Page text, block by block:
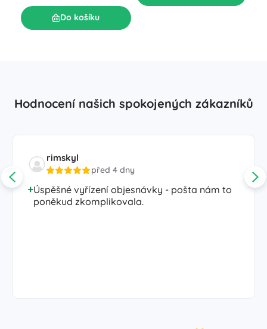
Do košíku
Hodnocení našich spokojených zákazníků
rimskyl
před 4 dny
Úspěšné vyřízení objesnávky - pošta nám to
poněkud zkomplikovala.